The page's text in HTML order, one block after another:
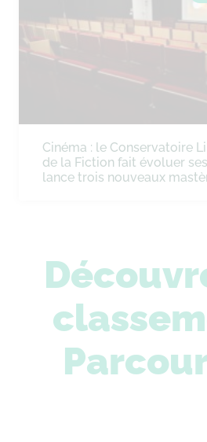
Cinéma : le Conservatoire
de la Fiction fait évoluer
lance trois nouveaux